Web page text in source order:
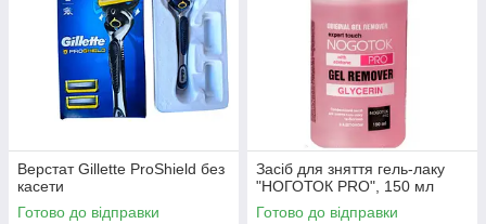
Верстат Gillette ProShield без
касети
Готово до відправки
Засіб для зняття гель-лаку
"НОГОТОК PRO", 150 мл
Готово до відправки